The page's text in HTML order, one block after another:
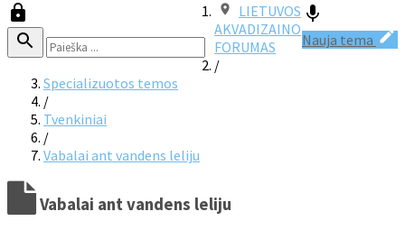
Nauja tema
LIETUVOS
AKVADIZAINO
FORUMAS
/
Specializuotos temos
/
Tvenkiniai
/
Vabalai ant vandens leliju
Vabalai ant vandens leliju